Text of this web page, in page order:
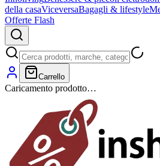
della casaViceversaBagagli & lifestyle
Offerte Flash
Carrello
Caricamento prodotto…